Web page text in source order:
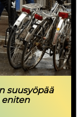
suusyöpää
eniten